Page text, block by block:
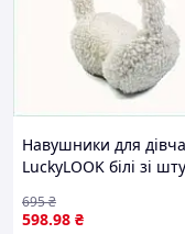
Навушники для
LuckyLOOK білі зі
598.98 ₴
695₴